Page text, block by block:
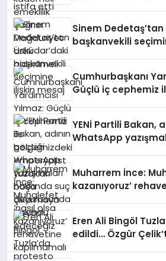
Sinem
başkanvekili
Cumhurbaşkanı
Güçlü iç cephemiz
YENİ Partili Bakan,
WhatsApp
Muharrem İnce:
kazanıyoruz’
Eren Ali Bingöl
edildi… Özgür